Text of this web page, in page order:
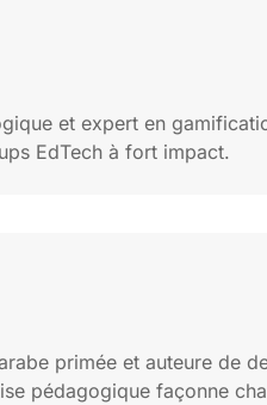
et expert en
EdTech à fort impact.
primée et auteure de
pédagogique façonne